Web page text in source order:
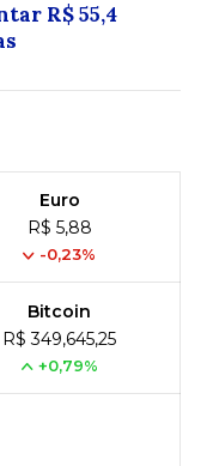
R$ 55,4
Euro
R$ 5,88
-0,23%
Bitcoin
R$ 349,645,25
+0,79%